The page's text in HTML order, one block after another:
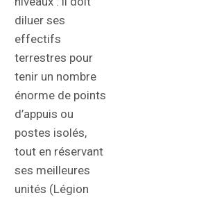
diluer ses
effectifs
terrestres pour
tenir un nombre
énorme de points
d’appuis ou
postes isolés,
tout en réservant
ses meilleures
unités (Légion